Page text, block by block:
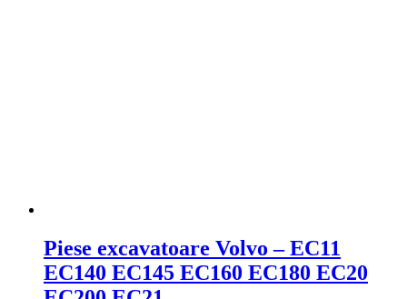
Piese excavatoare Volvo – EC11
EC140 EC145 EC160 EC180 EC20